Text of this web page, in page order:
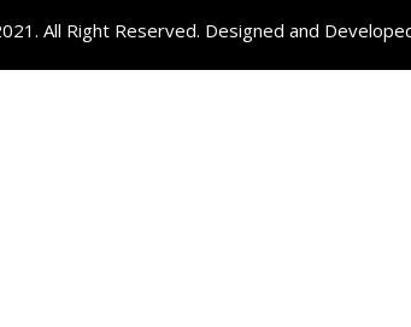
All Right Reserved. Designed and